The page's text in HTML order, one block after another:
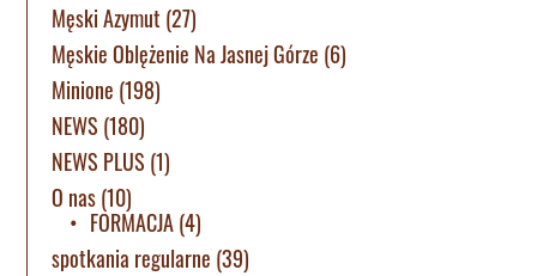
Męski Azymut (27)
Męskie Oblężenie Na Jasnej Górze (6)
Minione (198)
NEWS (180)
NEWS PLUS (1)
O nas(10)
FORMACJA(4)
spotkania regularne (39)